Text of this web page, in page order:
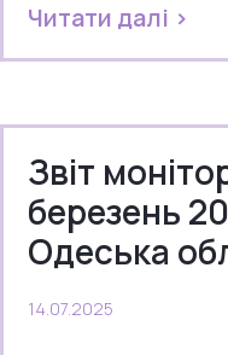
Читати далі >
Звіт
березень
Одеська
14.07.2025